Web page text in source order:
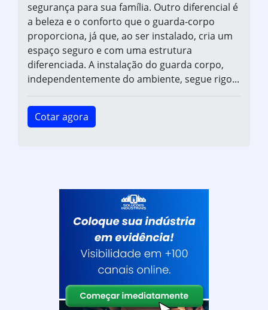
segurança para sua família. Outro diferencial é
a beleza e o conforto que o guarda-corpo
proporciona, já que, ao ser instalado, cria um
espaço seguro e com uma estrutura
diferenciada. A instalação do guarda corpo,
independentemente do ambiente, segue rigo...
Cotar agora